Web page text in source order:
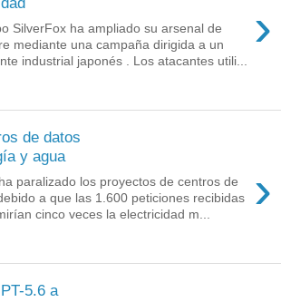
›
SilverFox ha ampliado su arsenal de
mediante una campaña dirigida a un
industrial japonés . Los atacantes utili...
de datos
y agua
›
paralizado los proyectos de centros de
a que las 1.600 peticiones recibidas
cinco veces la electricidad m...
5.6 a